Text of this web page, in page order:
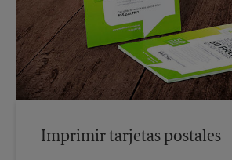
Imprimir tarjetas postales